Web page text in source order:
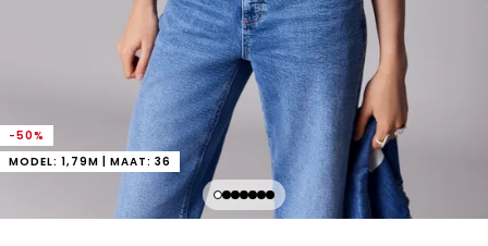
-50%
MODEL: 1,79M | MAAT: 36